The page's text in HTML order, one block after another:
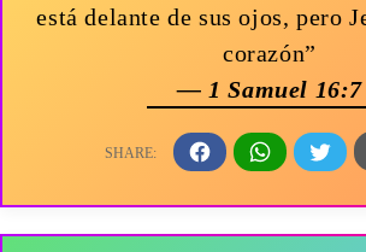
está delante de sus ojos, pero
corazón”
— 1 Samuel 16:7